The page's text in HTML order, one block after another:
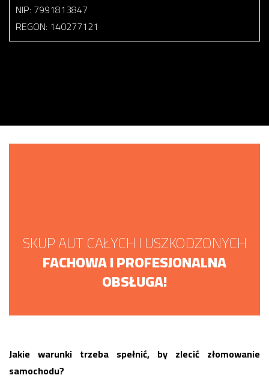
NIP: 7991813847
REGON: 140277121
SKUP AUT CAŁYCH I USZKODZONYCH
FACHOWA I PROFESJONALNA
OBSŁUGA!
Jakie warunki trzeba spełnić, by zlecić złomowanie
samochodu?